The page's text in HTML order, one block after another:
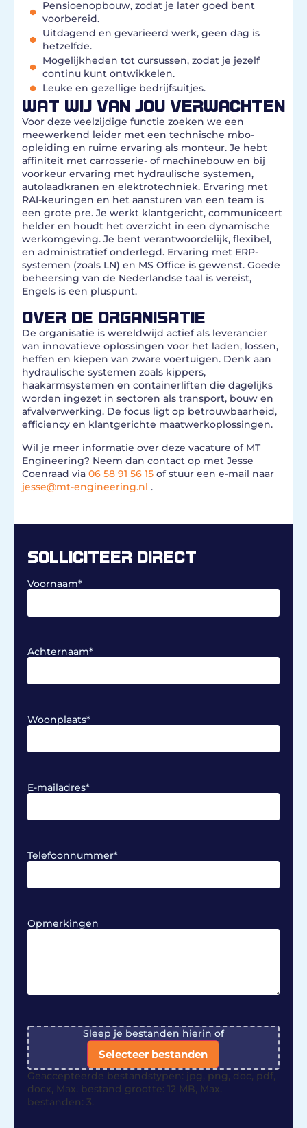
Pensioenopbouw, zodat je later goed bent
voorbereid.
Uitdagend en gevarieerd werk, geen dag is
hetzelfde.
Mogelijkheden tot cursussen, zodat je jezelf
continu kunt ontwikkelen.
Leuke en gezellige bedrijfsuitjes.
WAT WIJ VAN JOU VERWACHTEN
Voor deze veelzijdige functie zoeken we een
meewerkend leider met een technische mbo-
opleiding en ruime ervaring als monteur. Je hebt
affiniteit met carrosserie- of machinebouw en bij
voorkeur ervaring met hydraulische systemen,
autolaadkranen en elektrotechniek. Ervaring met
RAI-keuringen en het aansturen van een team is
een grote pre. Je werkt klantgericht, communiceert
helder en houdt het overzicht in een dynamische
werkomgeving. Je bent verantwoordelijk, flexibel,
en administratief onderlegd. Ervaring met ERP-
systemen (zoals LN) en MS Office is gewenst. Goede
beheersing van de Nederlandse taal is vereist,
Engels is een pluspunt.
OVER DE ORGANISATIE
De organisatie is wereldwijd actief als leverancier
van innovatieve oplossingen voor het laden, lossen,
heffen en kiepen van zware voertuigen. Denk aan
hydraulische systemen zoals kippers,
haakarmsystemen en containerliften die dagelijks
worden ingezet in sectoren als transport, bouw en
afvalverwerking. De focus ligt op betrouwbaarheid,
efficiency en klantgerichte maatwerkoplossingen.
Wil je meer informatie over deze vacature of MT
Engineering? Neem dan contact op met Jesse
Coenraad via 06 58 91 56 15 of stuur een e-mail naar
jesse@mt-engineering.nl .
SOLLICITEER DIRECT
Voornaam*
Achternaam*
Woonplaats*
E-mailadres*
Telefoonnummer*
Opmerkingen
File Sleep je bestanden hierin of
Selecteer bestanden
Geaccepteerde bestandstypen: jpg, png, doc, pdf,
docx, Max. bestand grootte: 12 MB, Max.
bestanden: 3.